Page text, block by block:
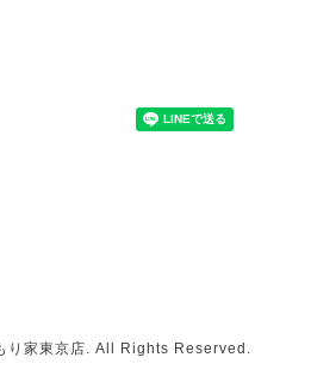
り家東京店. All Rights Reserved.